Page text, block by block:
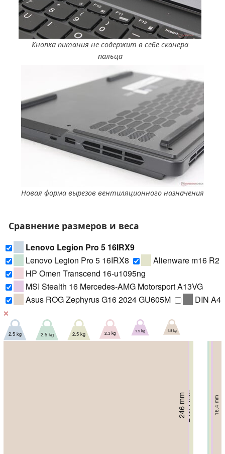
Кнопка питания не содержит в себе сканера
пальца
Новая форма вырезов вентиляционного назначения
Сравнение размеров и веса
Lenovo Legion Pro 5 16IRX9
Lenovo Legion Pro 5 16IRX8
Alienware m16 R2
HP Omen Transcend 16-u1095ng
MSI Stealth 16 Mercedes-AMG Motorsport A13VG
Asus ROG Zephyrus G16 2024 GU605M
DIN A4
❌
261.75 mm 26.95 mm
2.5 kg
260.4 mm 26.8 mm
2.5 kg
249.4 mm 23.5 mm
2.5 kg
269 mm 20 mm
2.3 kg
260 mm 20 mm
1.9 kg
246 mm 16.4 mm
1.8 kg